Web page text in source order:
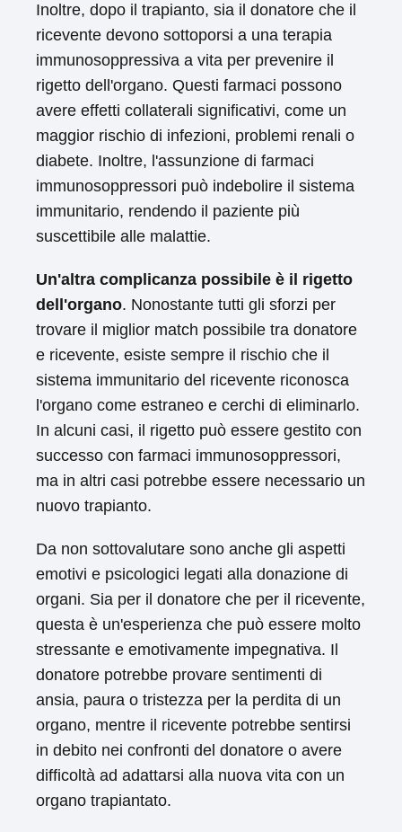
Inoltre, dopo il trapianto, sia il donatore che il
ricevente devono sottoporsi a una terapia
immunosoppressiva a vita per prevenire il
rigetto dell'organo. Questi farmaci possono
avere effetti collaterali significativi, come un
maggior rischio di infezioni, problemi renali o
diabete. Inoltre, l'assunzione di farmaci
immunosoppressori può indebolire il sistema
immunitario, rendendo il paziente più
suscettibile alle malattie.
Un'altra complicanza possibile è il rigetto
dell'organo. Nonostante tutti gli sforzi per
trovare il miglior match possibile tra donatore
e ricevente, esiste sempre il rischio che il
sistema immunitario del ricevente riconosca
l'organo come estraneo e cerchi di eliminarlo.
In alcuni casi, il rigetto può essere gestito con
successo con farmaci immunosoppressori,
ma in altri casi potrebbe essere necessario un
nuovo trapianto.
Da non sottovalutare sono anche gli aspetti
emotivi e psicologici legati alla donazione di
organi. Sia per il donatore che per il ricevente,
questa è un'esperienza che può essere molto
stressante e emotivamente impegnativa. Il
donatore potrebbe provare sentimenti di
ansia, paura o tristezza per la perdita di un
organo, mentre il ricevente potrebbe sentirsi
in debito nei confronti del donatore o avere
difficoltà ad adattarsi alla nuova vita con un
organo trapiantato.